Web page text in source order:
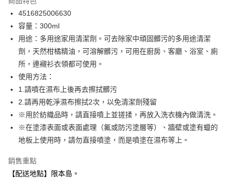
合作金庫商業銀行
華南商業銀行
上海商業儲蓄銀行
國泰世華商業銀行
兆豐國際商業銀行
臺灣中小企業銀行
台中商業銀行
匯豐（台灣）商業銀行
聯邦商業銀行
元大商業銀行
玉山商業銀行
台新國際商業銀行
中國信託商業銀行
台灣樂天信用卡公司
LINE Pay
Apple Pay
街口支付
Google Pay
大哥付你分期
【大哥付你分期使用說明】
1.本服務由台灣大哥大提供，台灣大哥大用戶可立即使用無須另外申請。
ATM付款
4516825006630
容量：300ml
用途：多用途家用清潔劑。可去除家中頑固髒污的多用途清潔
劑，天然柑橘精油，可溶解髒污，可用在廚房、客廳、浴室、廁
所，連襯衫衣領都可使用。
使用方法：
1.請噴在濕布上後再去擦拭髒污
2.請再用乾淨濕布擦拭2次，以免清潔劑殘留
※用於紡織品時，請直接噴上並搓揉，再放入洗衣機內做清洗。
※在塗漆表面或表面處理（氟或防污塗層等）、牆壁或塗有蠟的
地板上使用時，請勿直接噴塗，而是噴塗在濕布等上。
銷售重點
【配送地點】限本島。